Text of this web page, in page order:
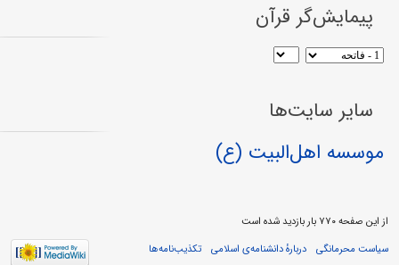
پیمایش‌گر قرآن
سایر سایت‌ها
موسسه اهل‌البیت (ع)
از این صفحه ۷۷۰ بار بازدید شده است
سیاست محرمانگی
دربارهٔ دانشنامه‌ی اسلامی تکذیب‌نامه‌ها